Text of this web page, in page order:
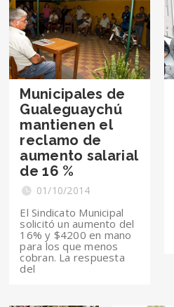
Municipales de
Gualeguaychú
mantienen el
reclamo de
aumento salarial
de 16 %
01/10/2014
El Sindicato Municipal
solicitó un aumento del
16% y $4200 en mano
para los que menos
cobran. La respuesta
del